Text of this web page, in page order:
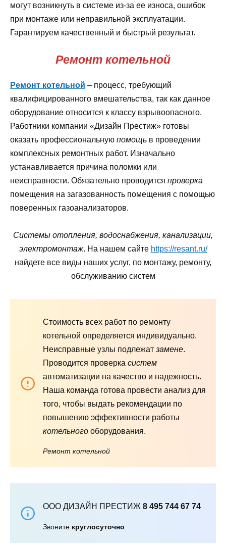
могут возникнуть в системе из-за ее износа, ошибок
при монтаже или неправильной эксплуатации.
Гарантируем качественный и быстрый результат.
Ремонт котельной
Ремонт котельной – процесс, требующий
квалифицированного вмешательства, так как данное
оборудование относится к классу взрывоопасного.
Работники компании «Дизайн Престиж» готовы
оказать профессиональную помощь в проведении
комплексных ремонтных работ. Изначально
устанавливается причина поломки или
неисправности. Обязательно проводится проверка
помещения на загазованность помещения с помощью
поверенных газоанализаторов.
Системы отопления, водоснабжения, канализации,
электромонтаж. На нашем сайте https://resant.ru/
найдете все виды наших услуг, по монтажу, ремонту,
обслуживанию систем
Стоимость всех работ по ремонту
котельной определяется индивидуально.
Неисправные узлы подлежат замене.
Проводится проверка систем
автоматизации на качество и надежность.
Наша команда готова провести анализ для
того, чтобы выдать рекомендации по
повышению эффективности работы
котельного оборудования.
Ремонт котельной
ООО ДИЗАЙН ПРЕСТИЖ 8 495 744 67 74
Звоните круглосуточно